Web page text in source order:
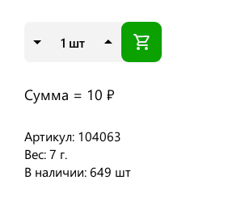
Артикул: 104063
Вес: 7 г.
В наличии: 649 шт
шт
Сумма = 10 ₽